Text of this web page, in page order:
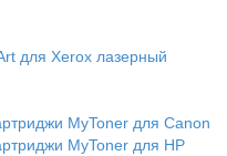
для Xerox лазерный
MyToner для Canon
MyToner для HP